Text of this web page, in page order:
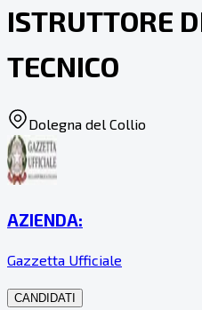
ISTRUTTORE
TECNICO
Dolegna del Collio
AZIENDA:
Gazzetta Ufficiale
CANDIDATI